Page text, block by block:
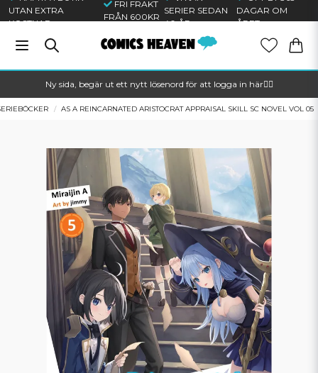
UTAN EXTRA
KOSTNAD
FRI FRAKT
FRÅN 600KR
SERIER SEDAN
40 ÅR
DAGAR OM
ÅRET
Ny sida, begär ut ett nytt lösenord för att logga in här🦸‍♂️
AS A REINCARNATED ARISTOCRAT APPRAISAL SKILL SC NOVEL VOL 05